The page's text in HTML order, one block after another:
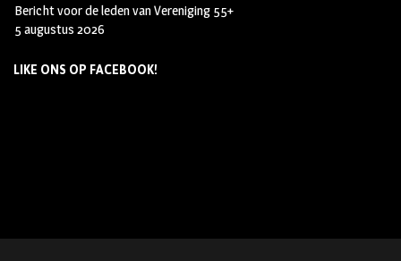
Bericht voor de leden van Vereniging 55+
5 augustus 2026
LIKE ONS OP FACEBOOK!